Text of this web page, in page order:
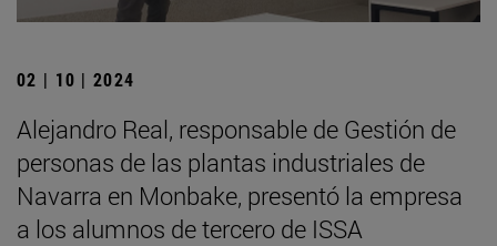
02 | 10 | 2024
Alejandro Real, responsable de Gestión de
personas de las plantas industriales de
Navarra en Monbake, presentó la empresa
a los alumnos de tercero de ISSA